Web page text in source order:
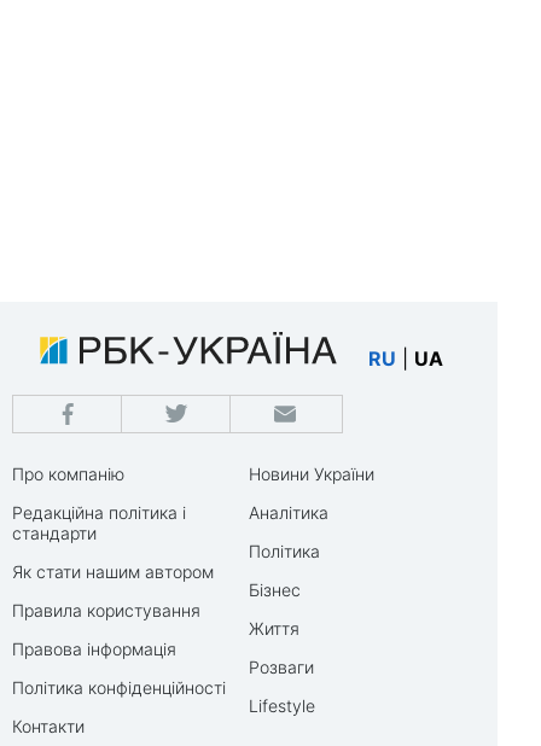
RU UA
Про компанію
Редакційна політика і
стандарти
Як стати нашим автором
Правила користування
Правова інформація
Політика конфіденційності
Контакти
Новини України
Аналітика
Політика
Бізнес
Життя
Розваги
Lifestyle